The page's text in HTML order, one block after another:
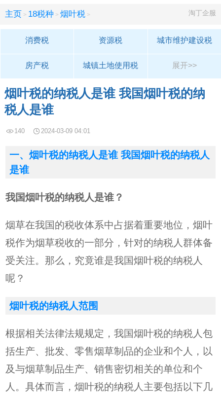
主页 > 18税种 > 烟叶税 > 淘丁企服
消费税 资源税 城市维护建设税
房产税 城镇土地使用税 展开>>
车船使用税 船舶吨税 车辆购置税
关税
烟叶税的纳税人是谁 我国烟叶税的纳
税人是谁
140 2024-03-09 04:01
一、烟叶税的纳税人是谁 我国烟叶税的纳税人
是谁
我国烟叶税的纳税人是谁？
烟草在我国的税收体系中占据着重要地位，烟叶
税作为烟草税收的一部分，针对的纳税人群体备
受关注。那么，究竟谁是我国烟叶税的纳税人
呢？
烟叶税的纳税人范围
根据相关法律法规规定，我国烟叶税的纳税人包
括生产、批发、零售烟草制品的企业和个人，以
及与烟草制品生产、销售密切相关的单位和个
人。具体而言，烟叶税的纳税人主要包括以下几